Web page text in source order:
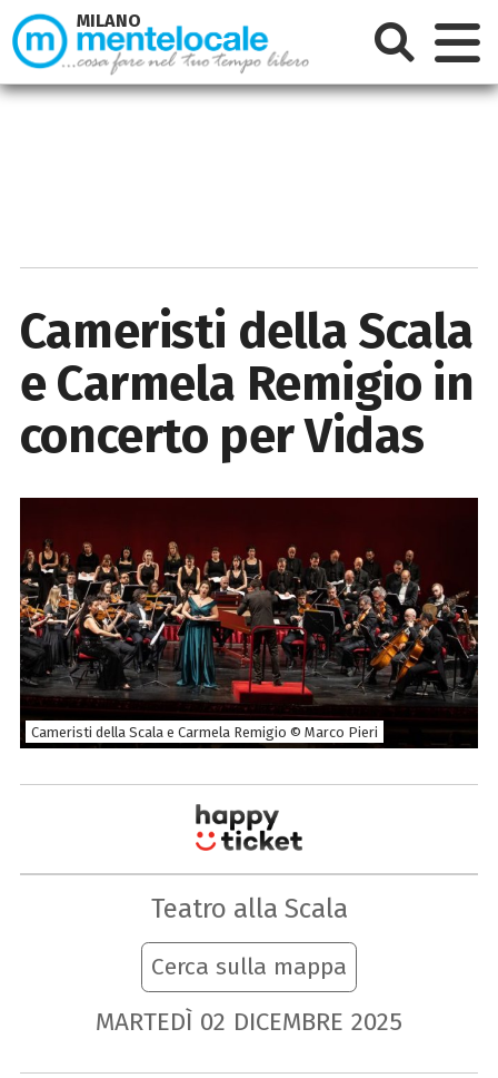
Cameristi della Scala
e Carmela Remigio in
concerto per Vidas
Cameristi della Scala e Carmela Remigio © Marco Pieri
Teatro alla Scala
Cerca sulla mappa
MARTEDÌ 02 DICEMBRE 2025
MILANO